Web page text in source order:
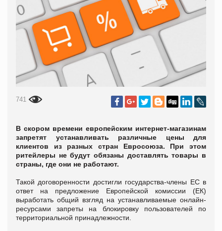
741
В скором времени европейским интернет-магазинам
запретят устанавливать различные цены для
клиентов из разных стран Евросоюза. При этом
ритейлеры не будут обязаны доставлять товары в
страны, где они не работают.
Такой договоренности достигли государства-члены ЕС в
ответ на предложение Европейской комиссии (ЕК)
выработать общий взгляд на устанавливаемые онлайн-
ресурсами запреты на блокировку пользователей по
территориальной принадлежности.